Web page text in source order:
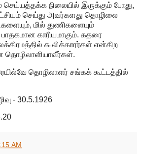
செய்யத்தக்க நிலையில் இருக்கும் போது,
செய்து அவர்களது தொழிலை
மில் துணிகளையும்
பாதகமான காரியமாகும். கதரை
கூலிக்காரர்கள் என்கிற
தொழிலாளியாவீர்கள்.
தொழிலாளர் சங்கக் கூட்டத்தில்
- 30.5.1926
AM